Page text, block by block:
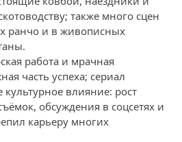
также много сцен
ранчо и в живописных
работа и мрачная
часть успеха; сериал
культурное влияние: рост
обсуждения в соцсетях и
карьеру многих